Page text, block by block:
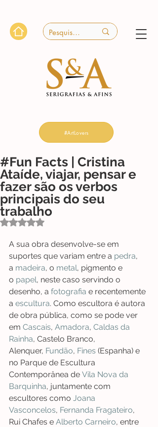
#ArtLovers
#Fun Facts | Cristina
Ataíde, viajar, pensar e
fazer são os verbos
principais do seu
trabalho
Avaliado com NaN de 5 estrelas.
A sua obra desenvolve-se em
suportes que variam entre a pedra,
a madeira, o metal, pigmento e
o papel, neste caso servindo o
desenho, a fotografia e recentemente
a escultura. Como escultora é autora
de obra pública, como se pode ver
em Cascais, Amadora, Caldas da
Rainha, Castelo Branco,
Alenquer, Fundão, Fines (Espanha) e
no Parque de Escultura
Contemporânea de Vila Nova da
Barquinha, juntamente com
escultores como Joana
Vasconcelos, Fernanda Fragateiro,
Rui Chafes e Alberto Carneiro, entre